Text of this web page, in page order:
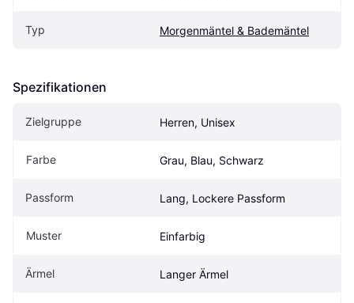
Typ Morgenmäntel & Bademäntel
Spezifikationen
Zielgruppe Herren, Unisex
Farbe Grau, Blau, Schwarz
Passform Lang, Lockere Passform
Muster Einfarbig
Ärmel Langer Ärmel